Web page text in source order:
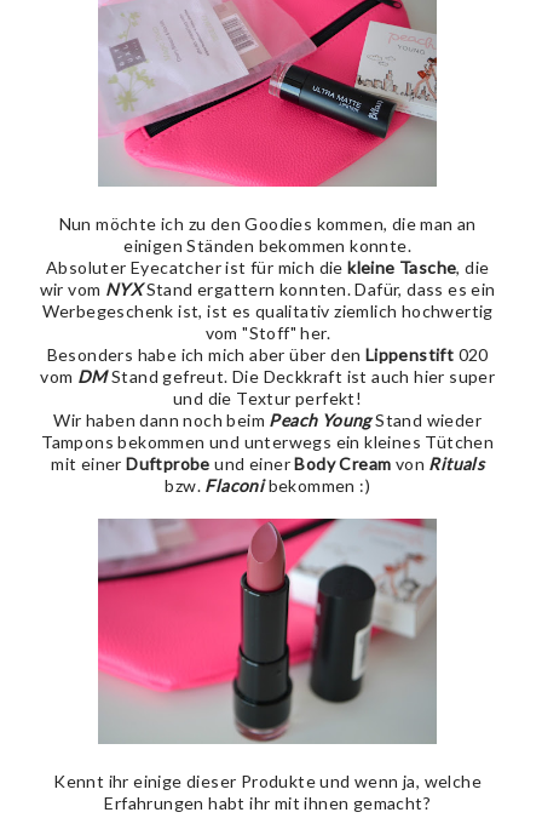
Nun möchte ich zu den Goodies kommen, die man an
einigen Ständen bekommen konnte.
Absoluter Eyecatcher ist für mich diekleine Tasche, die
wir vom NYXStand ergattern konnten. Dafür, dass es ein
Werbegeschenk ist, ist es qualitativ ziemlich hochwertig
vom "Stoff" her.
Besonders habe ich mich aber über den Lippenstift 020
vom DMStand gefreut. Die Deckkraft ist auch hier super
und die Textur perfekt!
Wir haben dann noch beim Peach YoungStand wieder
Tampons bekommen und unterwegs ein kleines Tütchen
mit einerDuftprobe und einerBody Cream von Rituals
bzw. Flaconibekommen :)
Kennt ihr einige dieser Produkte und wenn ja, welche
Erfahrungen habt ihr mit ihnen gemacht?